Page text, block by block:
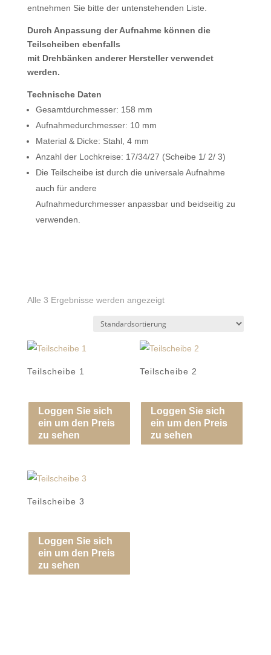
entnehmen Sie bitte der untenstehenden Liste.
Durch Anpassung der Aufnahme können die
Teilscheiben ebenfalls
mit Drehbänken anderer Hersteller verwendet
werden.
Technische Daten
Gesamtdurchmesser: 158 mm
Aufnahmedurchmesser: 10 mm
Material & Dicke: Stahl, 4 mm
Anzahl der Lochkreise: 17/34/27 (Scheibe 1/ 2/ 3)
Die Teilscheibe ist durch die universale Aufnahme
auch für andere
Aufnahmedurchmesser anpassbar und beidseitig zu
verwenden.
Alle 3 Ergebnisse werden angezeigt
Teilscheibe 1
Loggen Sie sich
ein um den Preis
zu sehen
Teilscheibe 2
Loggen Sie sich
ein um den Preis
zu sehen
Teilscheibe 3
Loggen Sie sich
ein um den Preis
zu sehen